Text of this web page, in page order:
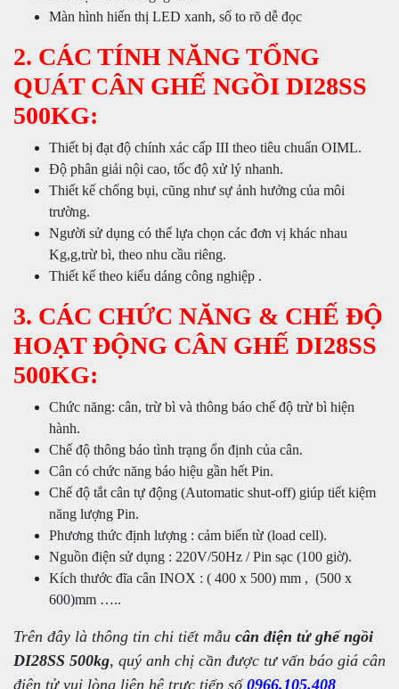
Màn hình hiển thị LED xanh, số to rõ dễ đọc
2. CÁC TÍNH NĂNG TỔNG
QUÁT CÂN GHẾ NGỒI DI28SS
500KG:
Thiết bị đạt độ chính xác cấp III theo tiêu chuẩn OIML.
Độ phân giải nội cao, tốc độ xử lý nhanh.
Thiết kế chống bụi, cũng như sự ảnh hưởng của môi
trường.
Người sử dụng có thể lựa chọn các đơn vị khác nhau
Kg,g,trừ bì, theo nhu cầu riêng.
Thiết kế theo kiểu dáng công nghiệp .
3. CÁC CHỨC NĂNG & CHẾ ĐỘ
HOẠT ĐỘNG CÂN GHẾ DI28SS
500KG:
Chức năng: cân, trừ bì và thông báo chế độ trừ bì hiện
hành.
Chế độ thông báo tình trạng ổn định của cân.
Cân có chức năng báo hiệu gần hết Pin.
Chế độ tắt cân tự động (Automatic shut-off) giúp tiết kiệm
năng lượng Pin.
Phương thức định lượng : cảm biến từ (load cell).
Nguồn điện sử dụng : 220V/50Hz / Pin sạc (100 giờ).
Kích thước đĩa cân INOX : ( 400 x 500) mm , (500 x
600)mm …..
Trên đây là thông tin chi tiết mẫu cân điện tử ghế ngồi
DI28SS 500kg, quý anh chị cần được tư vấn báo giá cân
điện tử vui lòng liên hệ trực tiếp số 0966.105.408